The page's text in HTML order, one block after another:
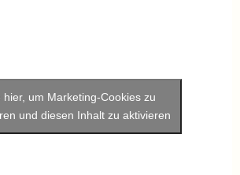
hier, um Marketing-Cookies zu
und diesen Inhalt zu aktivieren